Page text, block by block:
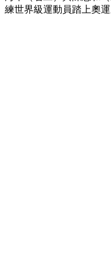
練世界級運動員踏上奧運